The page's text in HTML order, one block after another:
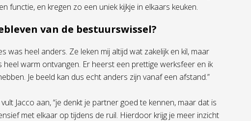
functie, en kregen zo een uniek kijkje in elkaars keuken.
van de bestuurswissel?
was heel anders. Ze leken mij altijd wat zakelijk en kil, maar
warm ontvangen. Er heerst een prettige werksfeer en ik
Je beeld kan dus echt anders zijn vanaf een afstand.”
Jacco aan, “je denkt je partner goed te kennen, maar dat is
met elkaar op tijdens de ruil. Hierdoor krijg je meer inzicht